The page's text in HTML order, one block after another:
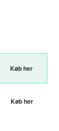
Køb her
Køb her